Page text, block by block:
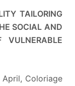
TAILORING
SOCIAL AND
VULNERABLE
Coloriage